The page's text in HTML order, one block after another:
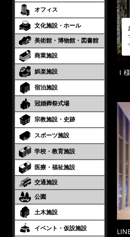
オフィス
文化施設・ホール
美術館・博物館・図書館
商業施設
娯楽施設
宿泊施設
冠婚葬祭式場
宗教施設・史跡
スポーツ施設
学校・教育施設
医療・福祉施設
交通施設
公園
土木施設
イベント・仮設施設
Ｉ